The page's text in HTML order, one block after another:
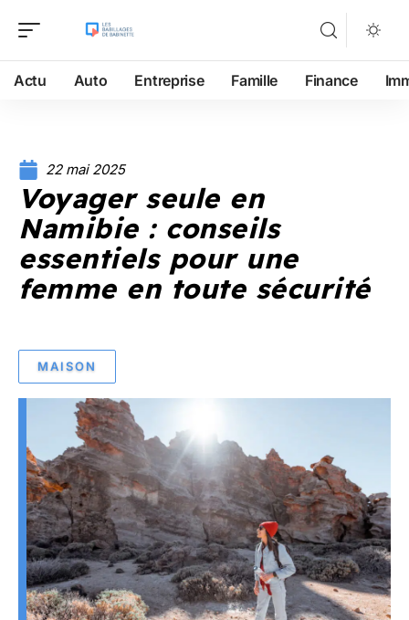
Actu Auto Entreprise Famille Finance
22 mai 2025
Voyager seule en
Namibie : conseils
essentiels pour une
femme en toute sécurité
MAISON